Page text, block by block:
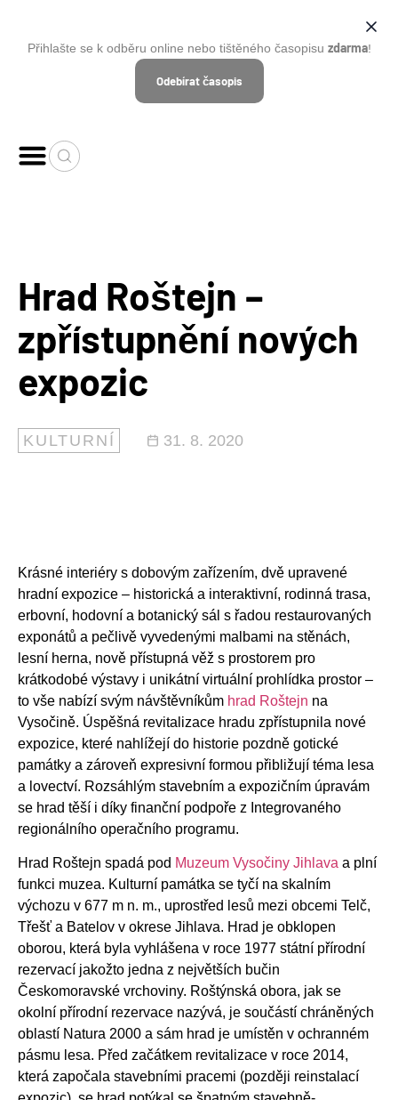
Přihlašte se k odběru online nebo tištěného časopisu zdarma!
Odebírat časopis
Hrad Roštejn –
zpřístupnění nových
expozic
KULTURNÍ 31. 8. 2020
Krásné interiéry s dobovým zařízením, dvě upravené
hradní expozice – historická a interaktivní, rodinná trasa,
erbovní, hodovní a botanický sál s řadou restaurovaných
exponátů a pečlivě vyvedenými malbami na stěnách,
lesní herna, nově přístupná věž s prostorem pro
krátkodobé výstavy i unikátní virtuální prohlídka prostor –
to vše nabízí svým návštěvníkům hrad Roštejn na
Vysočině. Úspěšná revitalizace hradu zpřístupnila nové
expozice, které nahlížejí do historie pozdně gotické
památky a zároveň expresivní formou přibližují téma lesa
a lovectví. Rozsáhlým stavebním a expozičním úpravám
se hrad těší i díky finanční podpoře z Integrovaného
regionálního operačního programu.
Hrad Roštejn spadá pod Muzeum Vysočiny Jihlava a plní
funkci muzea. Kulturní památka se tyčí na skalním
výchozu v 677 m n. m., uprostřed lesů mezi obcemi Telč,
Třešť a Batelov v okrese Jihlava. Hrad je obklopen
oborou, která byla vyhlášena v roce 1977 státní přírodní
rezervací jakožto jedna z největších bučin
Českomoravské vrchoviny. Roštýnská obora, jak se
okolní přírodní rezervace nazývá, je součástí chráněných
oblastí Natura 2000 a sám hrad je umístěn v ochranném
pásmu lesa. Před začátkem revitalizace v roce 2014,
která započala stavebními pracemi (později reinstalací